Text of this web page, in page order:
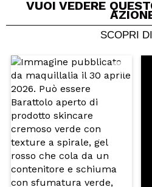
Condividi un
Il tuo video potrebbe essere
Consiglieresti questo
VUOI VEDERE
SCOPRI